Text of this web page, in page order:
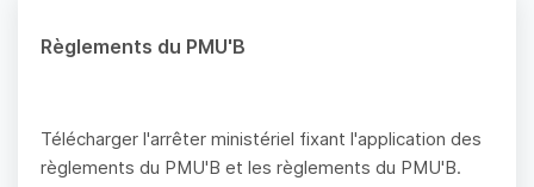
Règlements du PMU'B
Télécharger l'arrêter ministériel fixant l'application des
règlements du PMU'B et les règlements du PMU'B.